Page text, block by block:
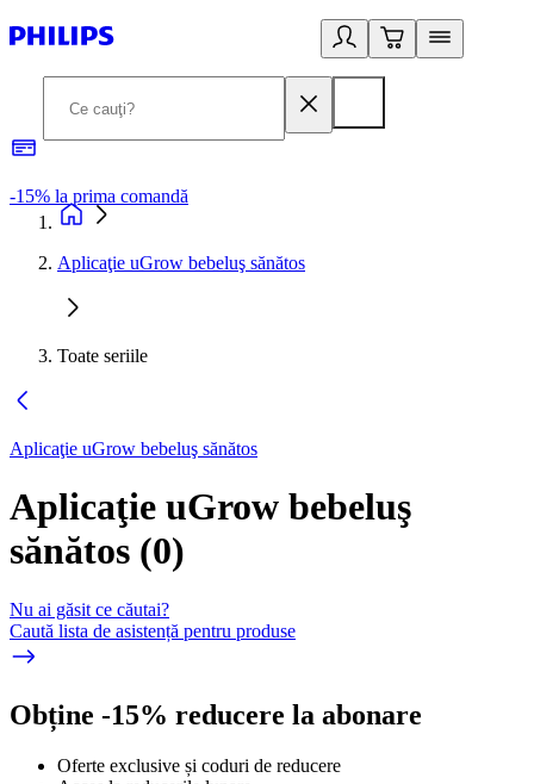
-15% la prima comandă
Aplicaţie uGrow bebeluş sănătos
Toate seriile
Aplicaţie uGrow bebeluş sănătos
Aplicaţie uGrow bebeluş
sănătos (0)
Nu ai găsit ce căutai?
Caută lista de asistență pentru produse
Obține -15% reducere la abonare
Oferte exclusive și coduri de reducere